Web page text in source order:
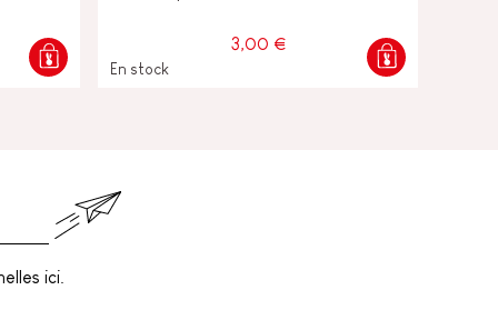
3,00 €
En stock
ici.